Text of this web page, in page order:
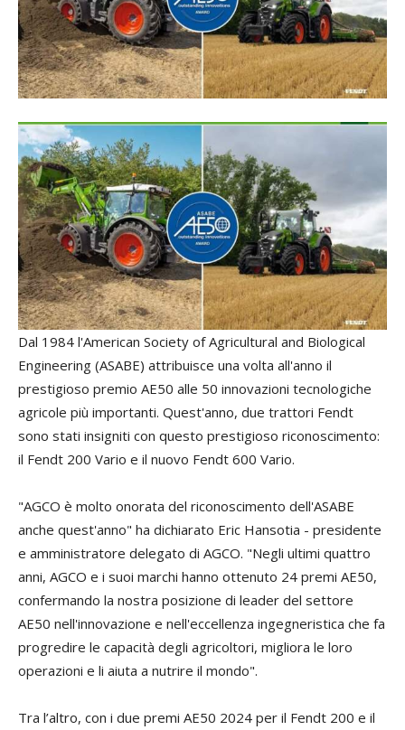
Dal 1984 l'American Society of Agricultural and Biological
Engineering (ASABE) attribuisce una volta all'anno il
prestigioso premio AE50 alle 50 innovazioni tecnologiche
agricole più importanti. Quest'anno, due trattori Fendt
sono stati insigniti con questo prestigioso riconoscimento:
il Fendt 200 Vario e il nuovo Fendt 600 Vario.
"AGCO è molto onorata del riconoscimento dell'ASABE
anche quest'anno" ha dichiarato Eric Hansotia - presidente
e amministratore delegato di AGCO. "Negli ultimi quattro
anni, AGCO e i suoi marchi hanno ottenuto 24 premi AE50,
confermando la nostra posizione di leader del settore
AE50 nell'innovazione e nell'eccellenza ingegneristica che fa
progredire le capacità degli agricoltori, migliora le loro
operazioni e li aiuta a nutrire il mondo".
Tra l’altro, con i due premi AE50 2024 per il Fendt 200 e il